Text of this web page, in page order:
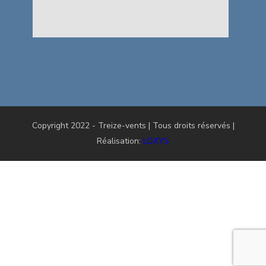
Copyright 2022 - Treize-vents | Tous droits réservés |
Réalisation: LOXYS